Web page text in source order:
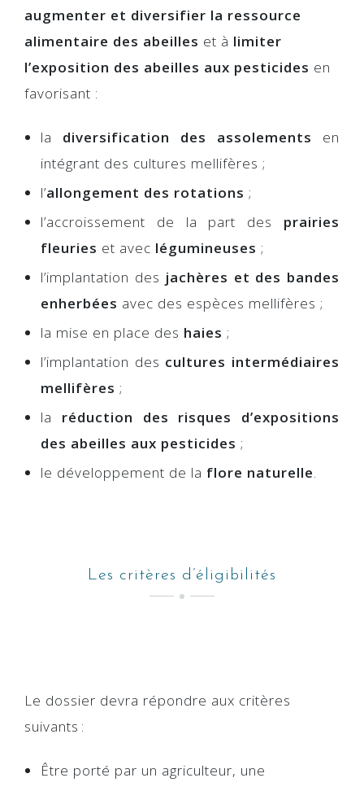
augmenter et diversifier la ressource
alimentaire des abeilles et à limiter
l’exposition des abeilles aux pesticides en
favorisant :
la diversification des assolements en
intégrant des cultures mellifères ;
l’allongement des rotations ;
l’accroissement de la part des prairies
fleuries et avec légumineuses ;
l’implantation des jachères et des bandes
enherbées avec des espèces mellifères ;
la mise en place des haies ;
l’implantation des cultures intermédiaires
mellifères ;
la réduction des risques d’expositions
des abeilles aux pesticides ;
le développement de la flore naturelle.
Les critères d’éligibilités
Le dossier devra répondre aux critères
suivants :
Être porté par un agriculteur, une